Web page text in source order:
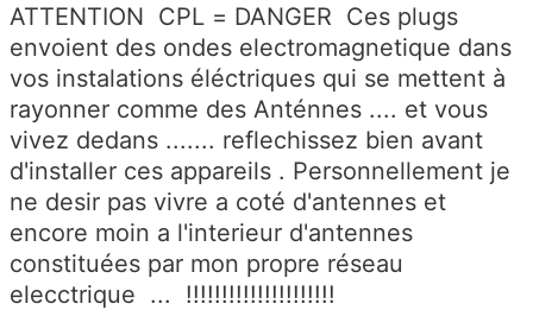
ATTENTION CPL = DANGER Ces plugs
envoient des ondes electromagnetique dans
vos instalations éléctriques qui se mettent à
rayonner comme des Anténnes .... et vous
vivez dedans ....... reflechissez bien avant
d'installer ces appareils . Personnellement je
ne desir pas vivre a coté d'antennes et
encore moin a l'interieur d'antennes
constituées par mon propre réseau
elecctrique ... !!!!!!!!!!!!!!!!!!!!!